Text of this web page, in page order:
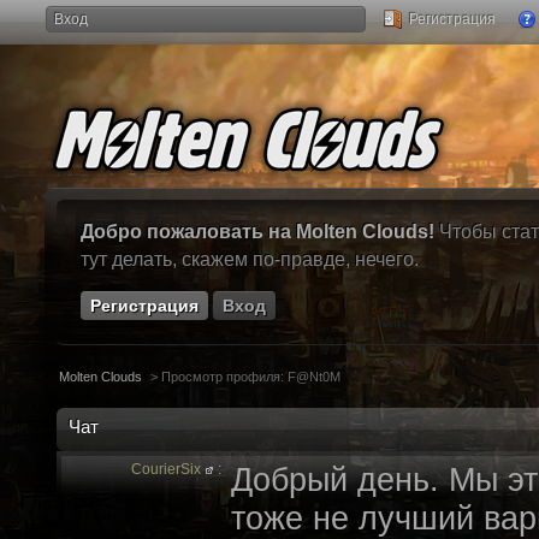
Вход Регистрация
Добро пожаловать на Molten Clouds! Чтобы
тут делать, скажем по-правде, нечего.
Регистрация Вход
Molten Clouds > Просмотр профиля: F@Nt0M
Чат
CourierSix : Добрый день. Мы
тоже не лучший